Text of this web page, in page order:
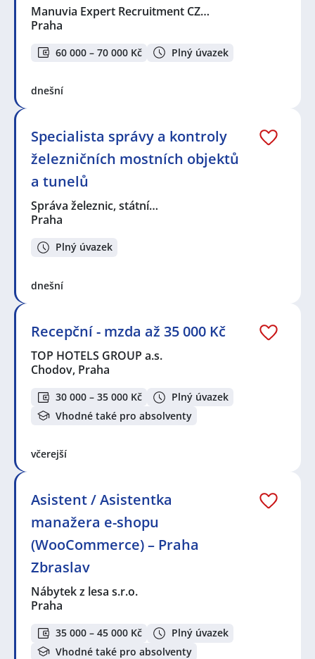
Manuvia Expert Recruitment CZ…
Praha
60 000 – 70 000 Kč Plný úvazek
dnešní
Specialista správy a kontroly
železničních mostních objektů
a tunelů
Správa železnic, státní…
Praha
Plný úvazek
dnešní
Recepční - mzda až 35 000 Kč
TOP HOTELS GROUP a.s.
Chodov, Praha
30 000 – 35 000 Kč
Plný úvazek
Vhodné také pro absolventy
včerejší
Asistent / Asistentka
manažera e-shopu
(WooCommerce) – Praha
Zbraslav
Nábytek z lesa s.r.o.
Praha
35 000 – 45 000 Kč
Plný úvazek
Vhodné také pro absolventy